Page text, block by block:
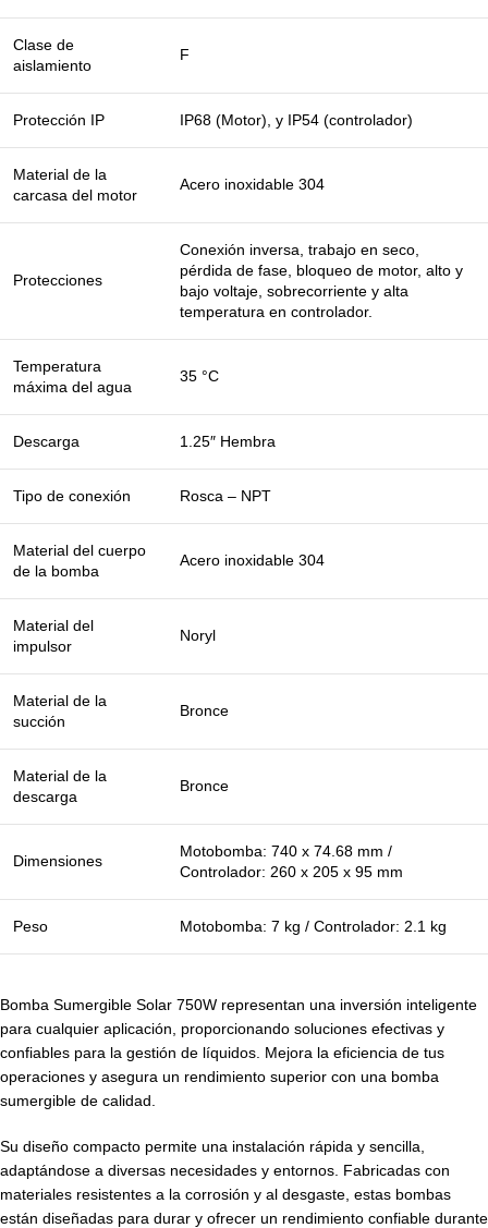
Clase de
aislamiento
F
Protección IP IP68 (Motor), y IP54 (controlador)
Material de la
carcasa del motor
Acero inoxidable 304
Protecciones
Conexión inversa, trabajo en seco,
pérdida de fase, bloqueo de motor, alto y
bajo voltaje, sobrecorriente y alta
temperatura en controlador.
Temperatura
máxima del agua
35 °C
Descarga 1.25″ Hembra
Tipo de conexión Rosca – NPT
Material del cuerpo
de la bomba
Acero inoxidable 304
Material del
impulsor
Noryl
Material de la
succión
Bronce
Material de la
descarga
Bronce
Dimensiones
Motobomba: 740 x 74.68 mm /
Controlador: 260 x 205 x 95 mm
Peso Motobomba: 7 kg / Controlador: 2.1 kg
Bomba Sumergible Solar 750W representan una inversión inteligente
para cualquier aplicación, proporcionando soluciones efectivas y
confiables para la gestión de líquidos. Mejora la eficiencia de tus
operaciones y asegura un rendimiento superior con una bomba
sumergible de calidad.
Su diseño compacto permite una instalación rápida y sencilla,
adaptándose a diversas necesidades y entornos. Fabricadas con
materiales resistentes a la corrosión y al desgaste, estas bombas
están diseñadas para durar y ofrecer un rendimiento confiable durante